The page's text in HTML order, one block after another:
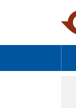
の
頭
ー
飛